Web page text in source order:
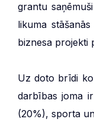
grantu
likuma
biznesa projekti
Uz doto brīdi
darbības joma
(20%), sporta